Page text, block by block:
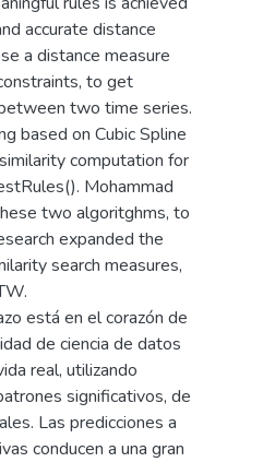
accurate distance
a distance measure
to get
two time series.
based on Cubic Spline
computation for
Mohammad
two algoritghms, to
expanded the
search measures,
está en el corazón de
de ciencia de datos
real, utilizando
significativos, de
Las predicciones a
conducen a una gran